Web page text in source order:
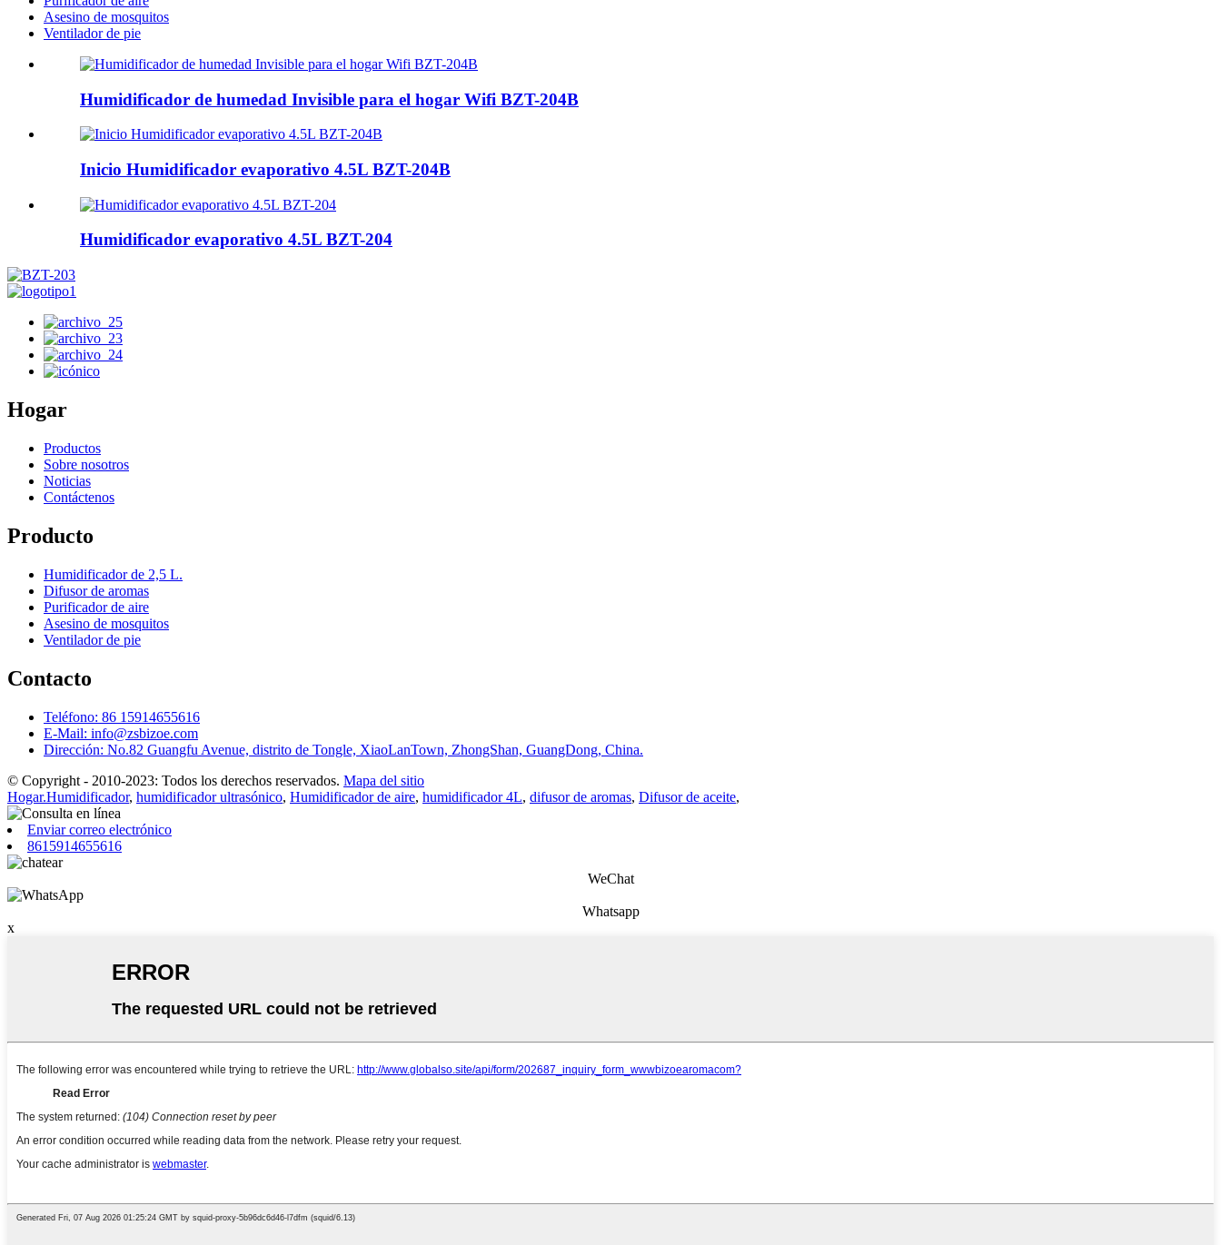
Asesino de mosquitos
Ventilador de pie
Humidificador de humedad Invisible para el hogar Wifi BZT-204B
Inicio Humidificador evaporativo 4.5L BZT-204B
Humidificador evaporativo 4.5L BZT-204
Hogar
Productos
Sobre nosotros
Noticias
Contáctenos
Producto
Humidificador de 2,5 L.
Difusor de aromas
Purificador de aire
Asesino de mosquitos
Ventilador de pie
Contacto
Teléfono: 86 15914655616
E-Mail: info@zsbizoe.com
Dirección: No.82 Guangfu Avenue, distrito de Tongle, XiaoLanTown, ZhongShan, GuangDong, China.
© Copyright - 2010-2023: Todos los derechos reservados. Mapa del sitio
Hogar.Humidificador, humidificador ultrasónico, Humidificador de aire, humidificador 4L, difusor de aromas, Difusor de aceite,
Enviar correo electrónico
8615914655616
WeChat
Whatsapp
x